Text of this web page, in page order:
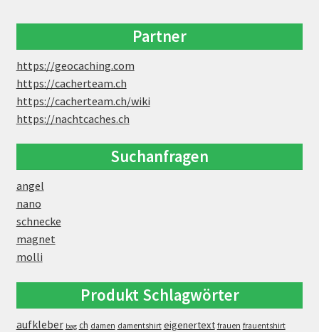
Partner
https://geocaching.com
https://cacherteam.ch
https://cacherteam.ch/wiki
https://nachtcaches.ch
Suchanfragen
angel
nano
schnecke
magnet
molli
Produkt Schlagwörter
aufkleber bag ch damen damentshirt eigenertext frauen frauentshirt